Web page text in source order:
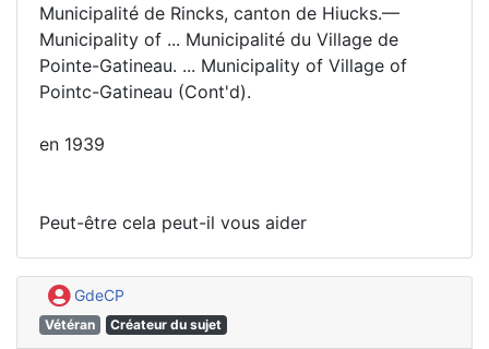
Municipalité de Rincks, canton de Hiucks.—
Municipality of ... Municipalité du Village de
Pointe-Gatineau. ... Municipality of Village of
Pointc-Gatineau (Cont'd).
en 1939
Peut-être cela peut-il vous aider
GdeCP
Vétéran Créateur du sujet